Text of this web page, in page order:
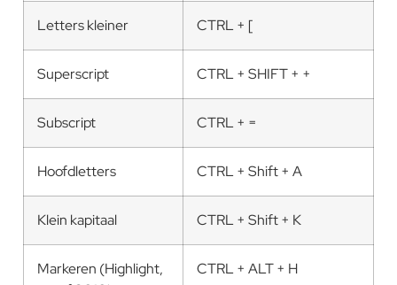
Letters kleiner CTRL + [
Superscript CTRL + SHIFT + +
Subscript CTRL + =
Hoofdletters CTRL + Shift + A
Klein kapitaal CTRL + Shift + K
Markeren (Highlight,
CTRL + ALT + H